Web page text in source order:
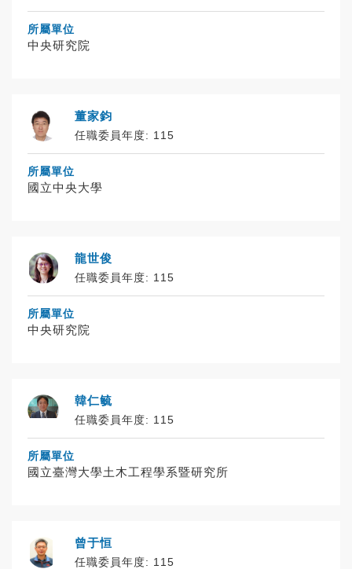
所屬單位
中央研究院
董家鈞
任職委員年度: 115
所屬單位
國立中央大學
龍世俊
任職委員年度: 115
所屬單位
中央研究院
韓仁毓
任職委員年度: 115
所屬單位
國立臺灣大學土木工程學系暨研究所
曾于恒
任職委員年度: 115